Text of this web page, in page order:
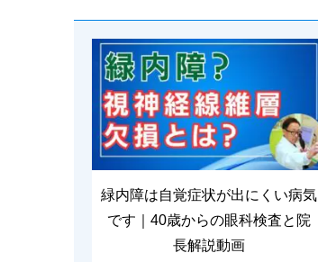
緑内障は自覚症状が出にくい病気
です｜40歳からの眼科検査と院
長解説動画